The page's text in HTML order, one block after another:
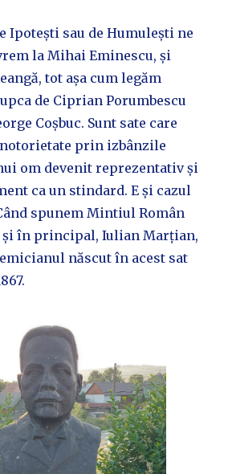
Ipotești sau de Humulești ne
la Mihai Eminescu, și
tot așa cum legăm
de Ciprian Porumbescu
Coșbuc. Sunt sate care
prin izbânzile
om devenit reprezentativ și
ca un stindard. E și cazul
spunem Mintiul Român
și în principal, Iulian Marțian,
născut în acest sat